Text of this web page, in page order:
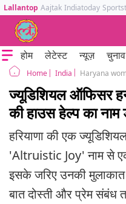
Lallantop Aajtak Indiatoday
होम लेटेस्ट न्यूज़ चुनाव
Home India
ज्यूडिशियल ऑफिसर
की हाउस हेल्प का नाम
हरियाणा की एक
'Altruistic Joy' नाम से
इसके जरिए उनकी
बात दोस्ती और प्रेम संबंध